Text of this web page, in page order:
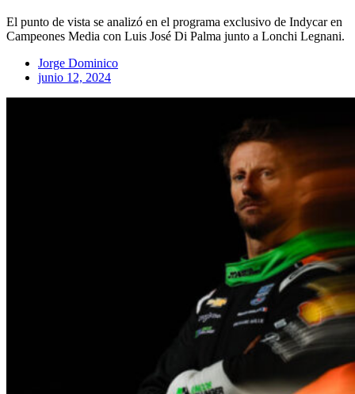
El punto de vista se analizó en el programa exclusivo de Indycar en
Campeones Media con Luis José Di Palma junto a Lonchi Legnani.
Jorge Dominico
junio 12, 2024